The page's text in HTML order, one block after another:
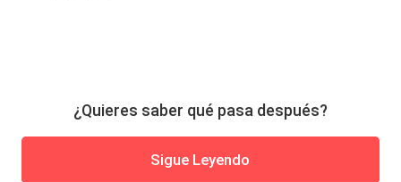
¿Quieres saber qué pasa después?
Sigue Leyendo